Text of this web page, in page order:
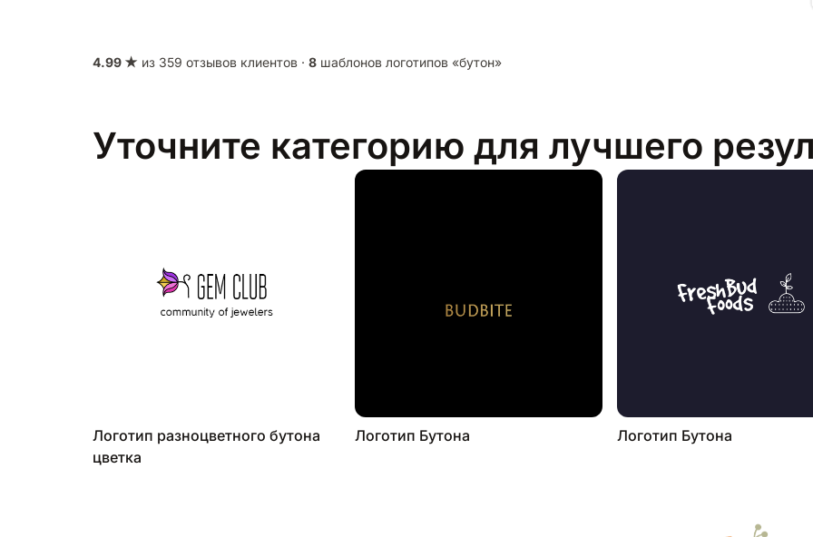
4.99 ★ из 359 отзывов клиентов · 8 шаблонов логотипов «бутон»
Уточните категорию для лучшего
Логотип разноцветного бутона
цветка
Логотип Бутона Логотип Бутона